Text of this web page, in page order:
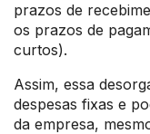
prazos de
os prazos de
curtos).
Assim, essa
despesas fixas e
da empresa,